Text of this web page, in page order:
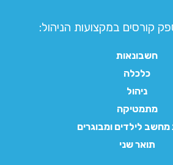
קורסים במקצועות הניהול:
חשבונאות
כלכלה
ניהול
מתמטיקה
מחשב לילדים ומבוגרים
תואר שני